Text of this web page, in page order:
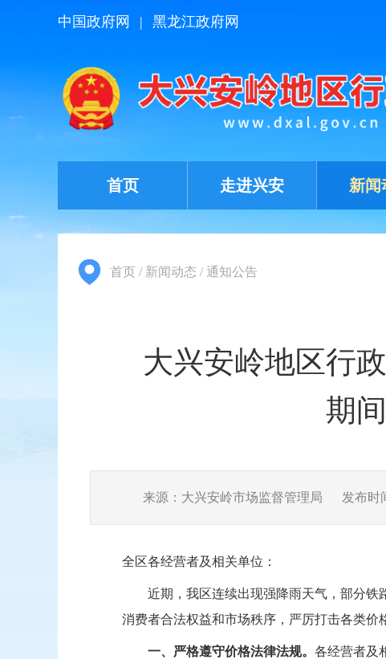
中国政府网 | 黑龙江政府网
首页 走进兴安 新闻
首页 / 新闻动态 /通知公告
大兴安岭地区行
期
来源：大兴安岭市场监督管理局 发布时
全区各经营者及相关单位：
近期，我区连续出现强降雨天气，部分
消费者合法权益和市场秩序，严厉打击各类价
一、严格遵守价格法律法规。 各经营者及